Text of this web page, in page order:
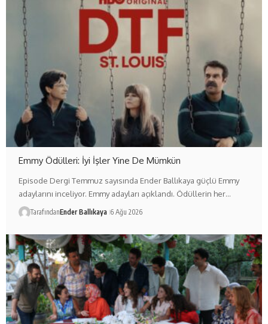
Emmy Ödülleri: İyi İşler Yine De Mümkün
Episode Dergi Temmuz sayısında Ender Ballıkaya güçlü Emmy
adaylarını inceliyor. Emmy adayları açıklandı. Ödüllerin her…
TarafındanEnder Ballıkaya 6 Ağu 2026